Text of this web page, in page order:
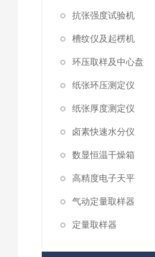
抗张强度试验机
槽纹仪及起楞机
环压取样及中心盘
纸张环压测定仪
纸张厚度测定仪
卤素快速水分仪
数显恒温干燥箱
高精度电子天平
气动定量取样器
定量取样器